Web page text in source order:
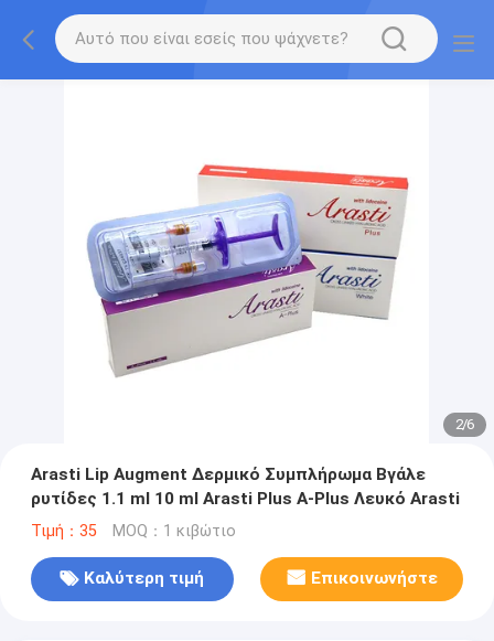
2/6
Arasti Lip Augment Δερμικό Συμπλήρωμα Βγάλε
ρυτίδες 1.1 ml 10 ml Arasti Plus A-Plus Λευκό Arasti
Τιμή：35 MOQ：1 κιβώτιο
Καλύτερη τιμή Επικοινωνήστε